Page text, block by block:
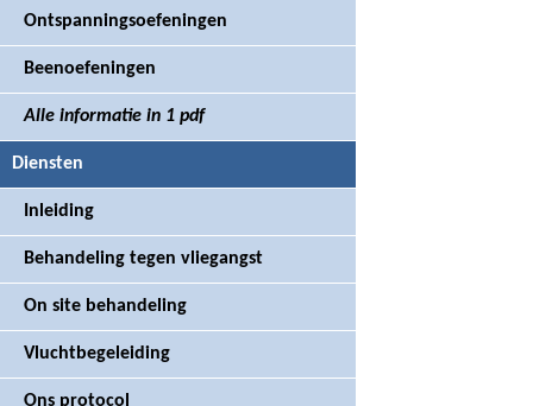
Ontspanningsoefeningen
Beenoefeningen
Alle informatie in 1 pdf
Diensten
Inleiding
Behandeling tegen vliegangst
On site behandeling
Vluchtbegeleiding
Ons protocol